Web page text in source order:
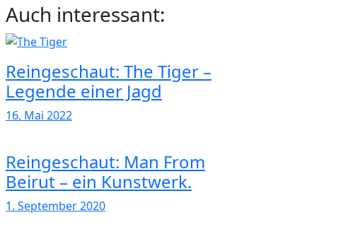
Auch interessant:
Reingeschaut: The Tiger –
Legende einer Jagd
16. Mai 2022
Reingeschaut: Man From
Beirut – ein Kunstwerk.
1. September 2020